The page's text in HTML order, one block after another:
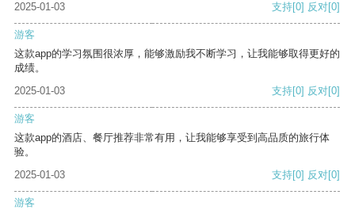
2025-01-03 支持[0] 反对[0]
游客
这款app的学习氛围很浓厚，能够激励我不断学习，让我能够取得更好的
成绩。
2025-01-03
支持[0] 反对[0]
游客
这款app的酒店、餐厅推荐非常有用，让我能够享受到高品质的旅行体
验。
2025-01-03
支持[0] 反对[0]
游客